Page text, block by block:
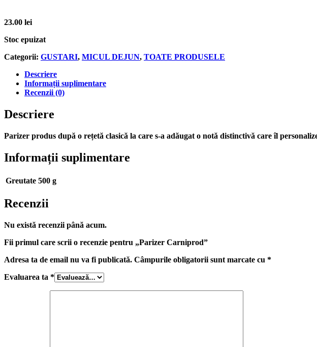
23.00 lei
Stoc epuizat
Categorii: GUSTARI, MICUL DEJUN, TOATE PRODUSELE
Descriere
Informații suplimentare
Recenzii (0)
Descriere
Parizer produs după o rețetă clasică la care s-a adăugat o notă distinctivă care îl
Informații suplimentare
Greutate 500 g
Recenzii
Nu există recenzii până acum.
Fii primul care scrii o recenzie pentru „Parizer Carniprod”
Adresa ta de email nu va fi publicată. Câmpurile obligatorii sunt marcate cu *
Evaluarea ta *